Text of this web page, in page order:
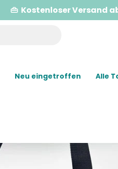
👜 Kostenloser Versand
Neu eingetroffen Alle